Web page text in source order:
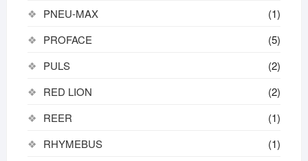
PNEU-MAX
(1)
PROFACE
(5)
PULS
(2)
RED LION
(2)
REER
(1)
RHYMEBUS
(1)